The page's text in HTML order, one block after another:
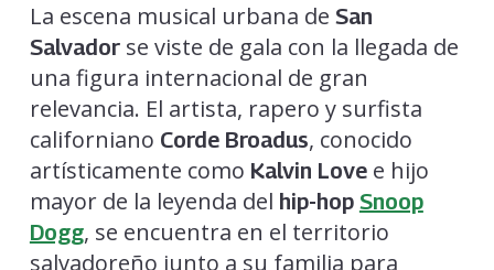
La escena musical urbana de San
Salvadorse viste de gala con la llegada de
una figura internacional de gran
relevancia. El artista, rapero y surfista
californiano Corde Broadus, conocido
artísticamente como Kalvin Lovee hijo
mayor de la leyenda del hip-hop Snoop
Dogg, se encuentra en el territorio
salvadoreño junto a su familia para